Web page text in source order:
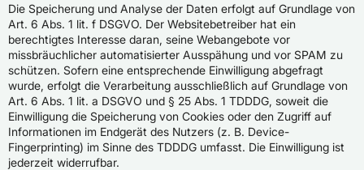
Die Speicherung und Analyse der Daten erfolgt auf Grundlage von
Art. 6 Abs. 1 lit. f DSGVO. Der Websitebetreiber hat ein
berechtigtes Interesse daran, seine Webangebote vor
missbräuchlicher automatisierter Ausspähung und vor SPAM zu
schützen. Sofern eine entsprechende Einwilligung abgefragt
wurde, erfolgt die Verarbeitung ausschließlich auf Grundlage von
Art. 6 Abs. 1 lit. a DSGVO und § 25 Abs. 1 TDDDG, soweit die
Einwilligung die Speicherung von Cookies oder den Zugriff auf
Informationen im Endgerät des Nutzers (z. B. Device-
Fingerprinting) im Sinne des TDDDG umfasst. Die Einwilligung ist
jederzeit widerrufbar.